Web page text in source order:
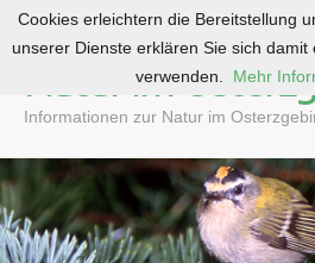
o
o
n
Natur im
Informationen zur Natur im
Cookies erleichtern die Bereitstellung
unserer Dienste erklären Sie sich
verwenden.
Mehr